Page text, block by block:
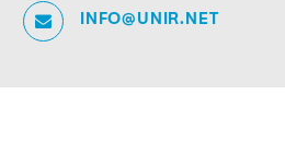
INFO@UNIR.NET